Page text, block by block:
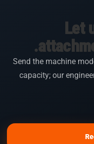
Let
Send the machine
capacity; our